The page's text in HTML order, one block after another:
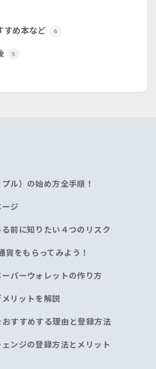
すめ本など 6
5
ル）の始め方全手順！
ジ
前に知りたい４つのリスク
をもらってみよう！
パーウォレットの作り方
リットを解説
すすめする理由と登録方法
ンジの登録方法とメリット